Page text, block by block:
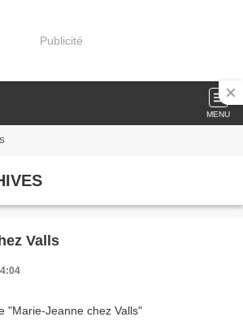
Publicité
MENU
Valls